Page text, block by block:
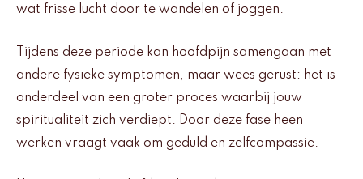
wat frisse lucht door te wandelen of joggen.
Tijdens deze periode kan hoofdpijn samengaan met
andere fysieke symptomen, maar wees gerust: het is
onderdeel van een groter proces waarbij jouw
spiritualiteit zich verdiept. Door deze fase heen
werken vraagt vaak om geduld en zelfcompassie.